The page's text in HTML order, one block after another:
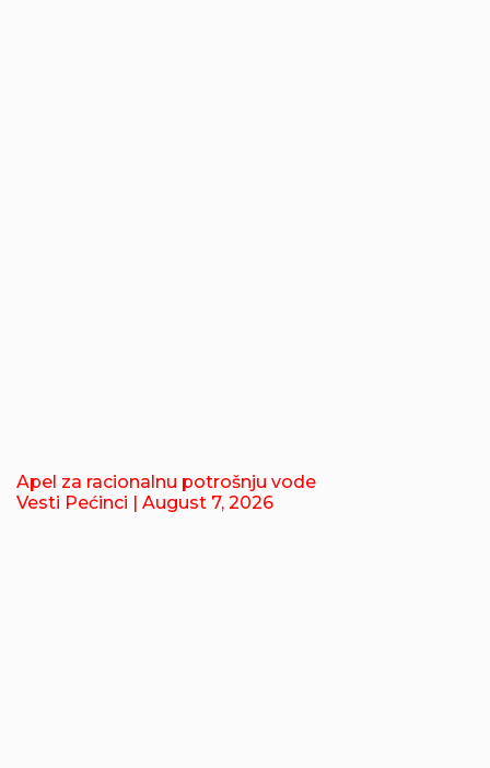
Apel za racionalnu potrošnju vode
Vesti Pećinci | August 7, 2026